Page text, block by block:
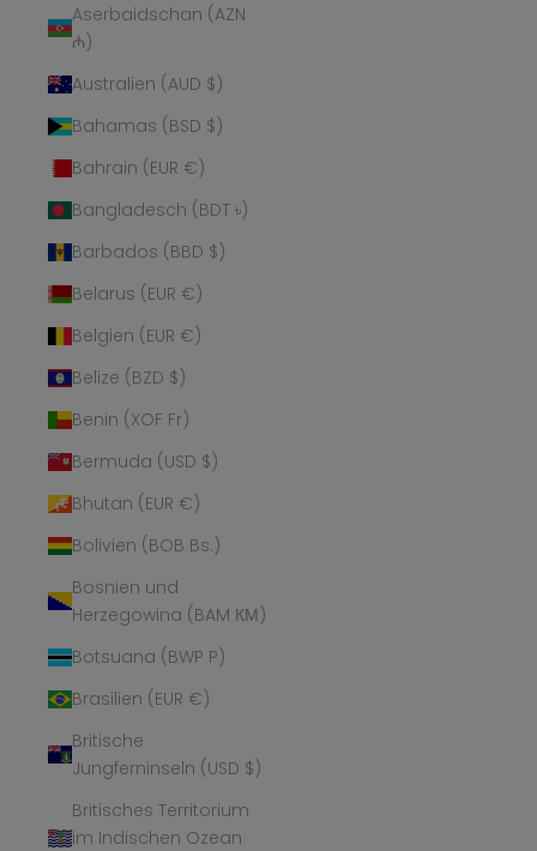
Aserbaidschan (AZN
₼)
Australien (AUD $)
Bahamas (BSD $)
Bahrain (EUR €)
Bangladesch (BDT ৳)
Barbados (BBD $)
Belarus (EUR €)
Belgien (EUR €)
Belize (BZD $)
Benin (XOF Fr)
Bermuda (USD $)
Bhutan (EUR €)
Bolivien (BOB Bs.)
Bosnien und
Herzegowina (BAM КМ)
Botsuana (BWP P)
Brasilien (EUR €)
Britische
Jungferninseln (USD $)
Britisches Territorium
im Indischen Ozean